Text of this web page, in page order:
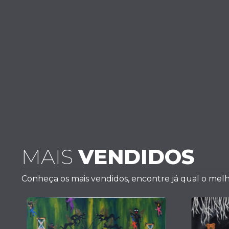
MAISVENDIDOS
Conheça os mais vendidos, encontre já qual o